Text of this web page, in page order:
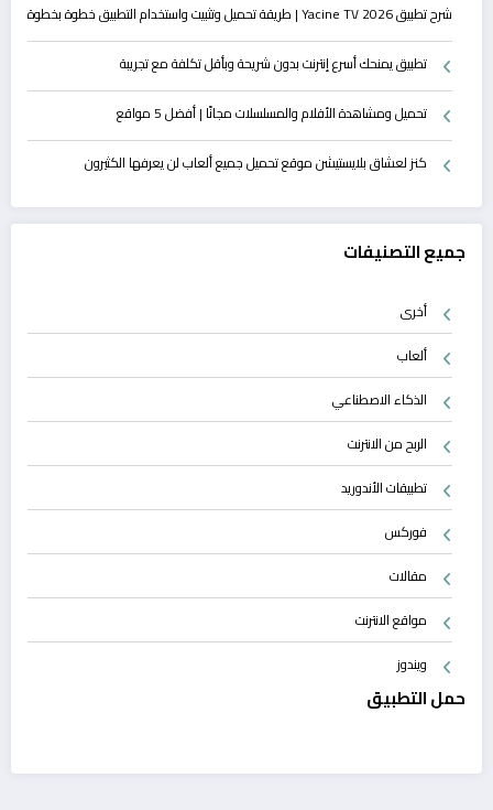
شرح تطبيق Yacine TV 2026 | طريقة تحميل وتثبيت واستخدام التطبيق خطوة بخطوة
تطبيق يمنحك أسرع إنترنت بدون شريحة وبأقل تكلفة مع تجريبة
تحميل ومشاهدة الأفلام والمسلسلات مجانًا | أفضل 5 مواقع
كنز لعشاق بلايستيشن موقع تحميل جميع ألعاب لن يعرفها الكثيرون
جميع التصنيفات
أخرى
ألعاب
الذكاء الاصطناعي
الربح من الانترنت
تطبيقات الأندوريد
فوركس
مقالات
مواقع الانترنت
ويندوز
حمل التطبيق